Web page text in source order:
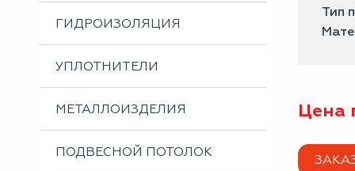
ГИДРОИЗОЛЯЦИЯ
УПЛОТНИТЕЛИ
МЕТАЛЛОИЗДЕЛИЯ
ПОДВЕСНОЙ ПОТОЛОК
Тип
Цена